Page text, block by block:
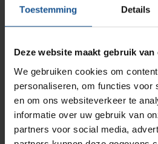
Toestemming Details
Deze website maakt gebruik van
We gebruiken cookies om
personaliseren, om functies voor
en om ons websiteverkeer te
informatie over uw gebruik van
partners voor social media,
Reiniging in wasinstallatie
121°C maximaal 30 minuten
Accessoires
Verdelers
Stopclips
Etikethouder verticaal
Etikethouder horizontaal
Etikethouder transparant
Branches
Ziekenhuizen en klinieken
Solutions
RVS Werkplekinrichting
Modulaire
Productlijnen
Medische
Infectiepreventie en
Opslagmogelijkheden
Metro
Zarges
AP Medical
Ons team
Klantcases
Vacatures